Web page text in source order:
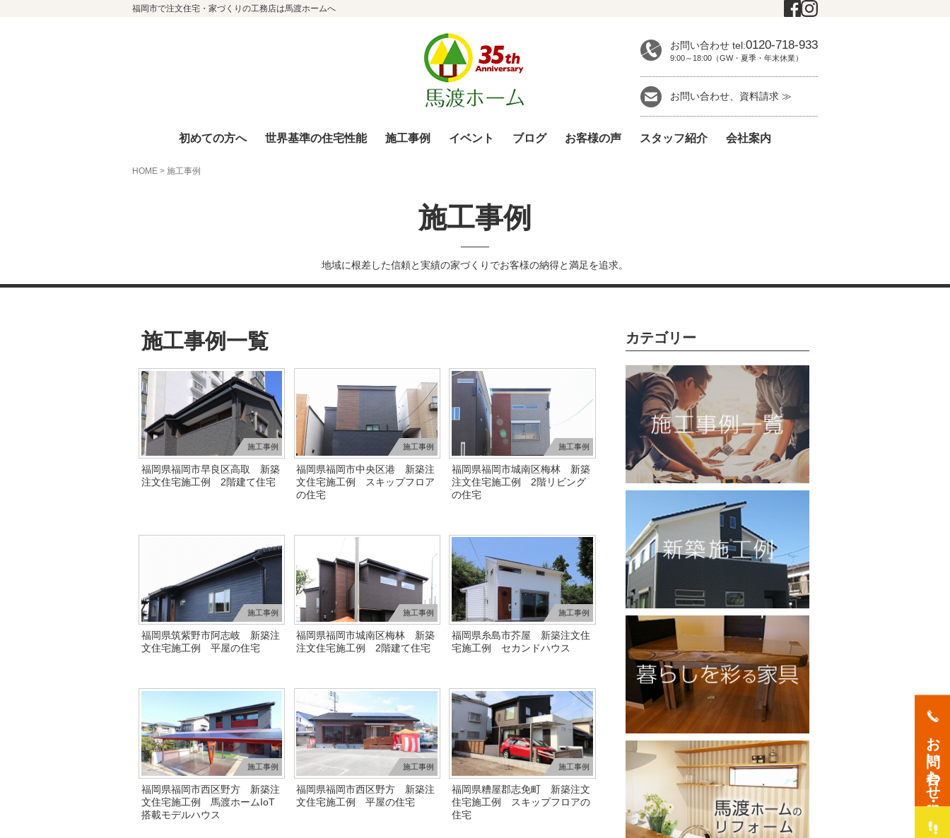
福岡市で注文住宅・家づくりの工務店は馬渡ホームへ
初めての方へ 世界基準の住宅性能 施工事例 イベント ブログ お客様の声 スタッフ紹介 会社案内
お問い合わせ tel:0120-718-933
9:00～18:00（GW・夏季・年末休業）
お問い合わせ、資料請求 ≫
HOME > 施工事例
施工事例
地域に根差した信頼と実績の家づくりでお客様の納得と満足を追求。
施工事例一覧
施工事例
福岡県福岡市早良区高取 新築
注文住宅施工例 2階建て住宅
施工事例
福岡県福岡市中央区港 新築注
文住宅施工例 スキップフロア
の住宅
施工事例
福岡県福岡市城南区梅林 新築
注文住宅施工例 2階リビング
の住宅
施工事例
福岡県筑紫野市阿志岐 新築注
文住宅施工例 平屋の住宅
施工事例
福岡県福岡市城南区梅林 新築
注文住宅施工例 2階建て住宅
施工事例
福岡県糸島市芥屋 新築注文住
宅施工例 セカンドハウス
施工事例
福岡県福岡市西区野方 新築注
文住宅施工例 馬渡ホームIoT
搭載モデルハウス
施工事例
福岡県福岡市西区野方 新築注
文住宅施工例 平屋の住宅
施工事例
福岡県糟屋郡志免町 新築注文
住宅施工例 スキップフロアの
住宅
カテゴリー
お問い合わせ・資料請求